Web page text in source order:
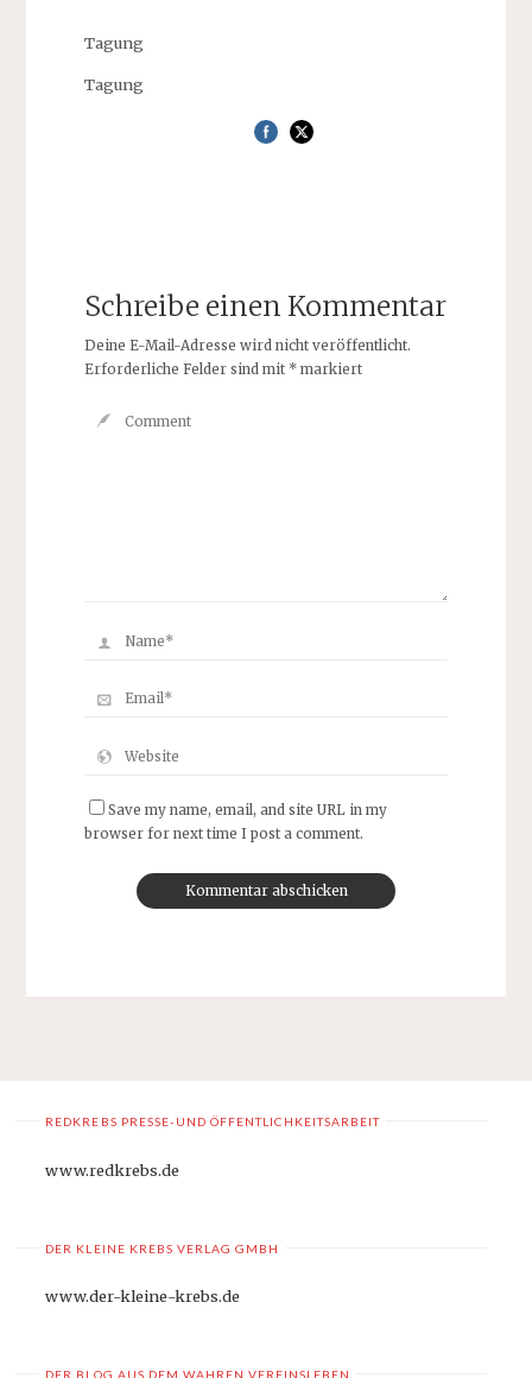
Tagung
Tagung
Schreibe einen Kommentar
Deine E-Mail-Adresse wird nicht veröffentlicht.
Erforderliche Felder sind mit *markiert
Save my name, email, and site URL in my
browser for next time I post a comment.
REDKREBS PRESSE-UND ÖFFENTLICHKEITSARBEIT
www.redkrebs.de
DER KLEINE KREBS VERLAG GMBH
www.der-kleine-krebs.de
DER BLOG AUS DEM WAHREN VEREINSLEBEN